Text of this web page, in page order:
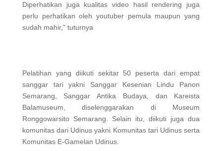
Diperhatikan juga kualitas video hasil rendering juga
perlu perhatikan oleh youtuber pemula maupun yang
sudah mahir,” tuturnya
Pelatihan yang diikuti sekitar 50 peserta dari empat
sanggar tari yakni Sanggar Kesenian Lindu Panon
Semarang, Sanggar Antika Budaya, dan Kareista
Balamuseum, diselenggarakan di Museum
Ronggowarsito Semarang. Selain itu, diikuti juga dua
komunitas dari Udinus yakni Komunitas tari Udinus serta
Komunitas E-Gamelan Udinus.